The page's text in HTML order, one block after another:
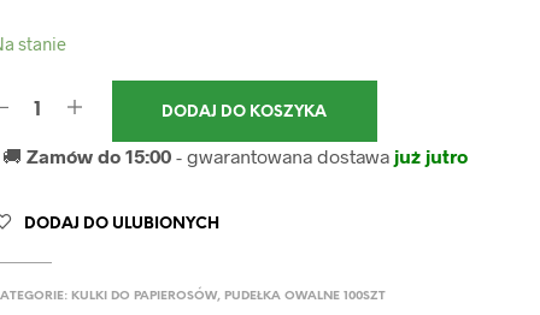
stanie
DODAJ DO KOSZYKA
🚚Zamów do 15:00 - gwarantowana dostawa już jutro
DODAJ DO ULUBIONYCH
KULKI DO PAPIEROSÓW, PUDEŁKA OWALNE 100SZT